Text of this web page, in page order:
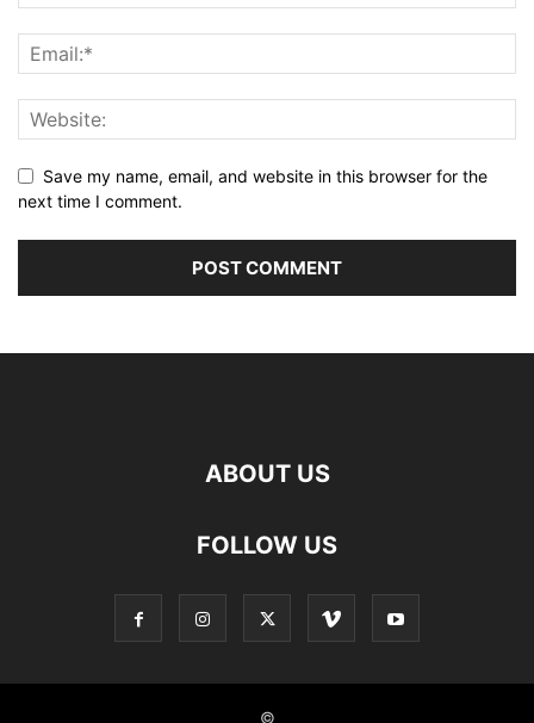
Save my name, email, and website in this browser for the
next time I comment.
ABOUT US
FOLLOW US
©